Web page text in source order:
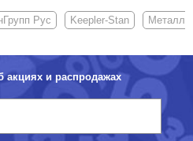
Рус Keepler-Stan
и распродажах